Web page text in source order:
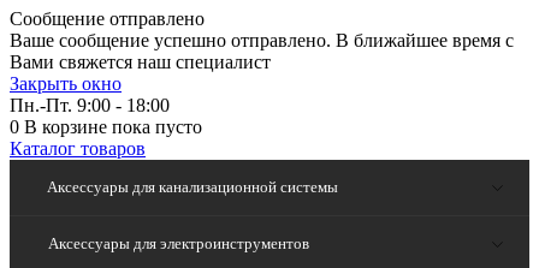
Сообщение отправлено
Ваше сообщение успешно отправлено. В ближайшее время с
Вами свяжется наш специалист
Закрыть окно
Пн.-Пт. 9:00 - 18:00
0 В корзине пока пусто
Каталог товаров
Аксессуары для канализационной системы
Аксессуары для электроинструментов